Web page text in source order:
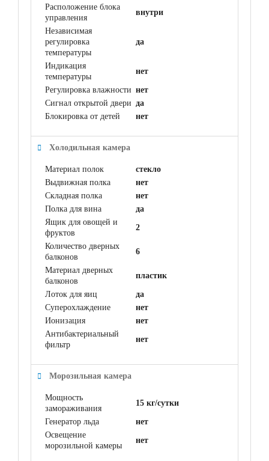
Расположение блока
управления
внутри
Независимая
регулировка
температуры
да
Индикация
температуры
нет
Регулировка влажности нет
Сигнал открытой двери да
Блокировка от детей
нет
Холодильная камера
Материал полок
стекло
Выдвижная полка
нет
Складная полка
нет
Полка для вина
да
Ящик для овощей и
фруктов
2
Количество дверных
балконов
6
Материал дверных
балконов
пластик
Лоток для яиц
да
Суперохлаждение
нет
Ионизация
нет
Антибактериальный
фильтр
нет
Морозильная камера
Мощность
замораживания
15 кг/сутки
Генератор льда
нет
Освещение
морозильной камеры
нет